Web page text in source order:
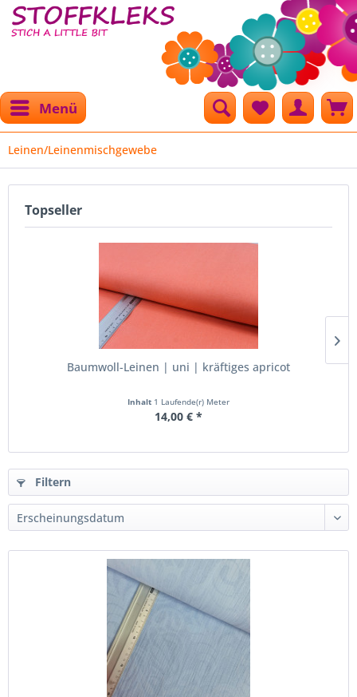
Menü
Leinen/Leinenmischgewebe
Topseller
Baumwoll-Leinen | uni | kräftiges apricot
Inhalt 1 Laufende(r) Meter
14,00 € *
Filtern